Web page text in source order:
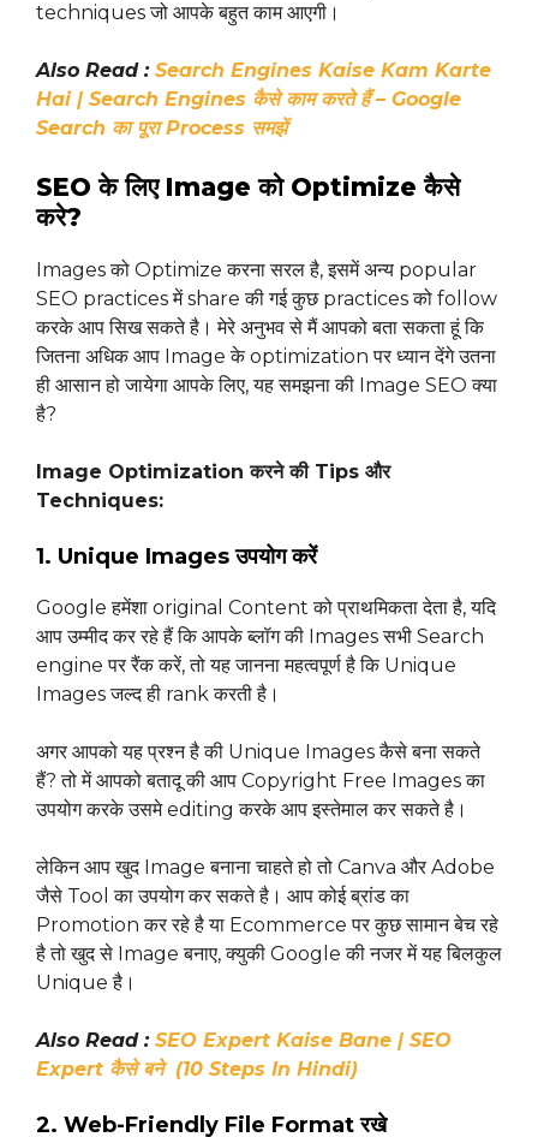
techniques जो आपके बहुत काम आएगी।
Also Read : Search Engines Kaise Kam Karte
Hai | Search Engines कैसे काम करते हैं – Google
Search का पूरा Process समझें
SEO के लिए Image को Optimize कैसे
करे?
Images को Optimize करना सरल है, इसमें अन्य popular
SEO practices में share की गई कुछ practices को follow
करके आप सिख सकते है। मेरे अनुभव से मैं आपको बता सकता हूं कि
जितना अधिक आप Image के optimization पर ध्यान देंगे उतना
ही आसान हो जायेगा आपके लिए, यह समझना की Image SEO क्या
है?
Image Optimization करने की Tips और
Techniques:
1. Unique Images उपयोग करें
Google हमेंशा original Content को प्राथमिकता देता है, यदि
आप उम्मीद कर रहे हैं कि आपके ब्लॉग की Images सभी Search
engine पर रैंक करें, तो यह जानना महत्वपूर्ण है कि Unique
Images जल्द ही rank करती है।
अगर आपको यह प्रश्न है की Unique Images कैसे बना सकते
हैं? तो में आपको बतादू की आप Copyright Free Images का
उपयोग करके उसमे editing करके आप इस्तेमाल कर सकते है।
लेकिन आप खुद Image बनाना चाहते हो तो Canva और Adobe
जैसे Tool का उपयोग कर सकते है। आप कोई ब्रांड का
Promotion कर रहे है या Ecommerce पर कुछ सामान बेच रहे
है तो खुद से Image बनाए, क्युकी Google की नजर में यह बिलकुल
Unique है।
Also Read : SEO Expert Kaise Bane | SEO
Expert कैसे बने (10 Steps In Hindi)
2. Web-Friendly File Format रखे